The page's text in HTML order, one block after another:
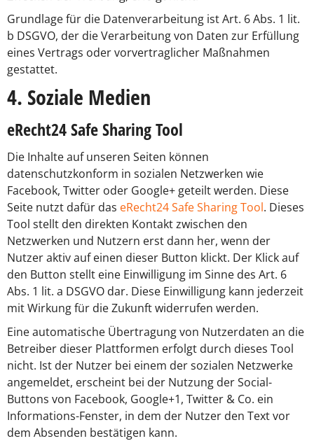
Grundlage für die Datenverarbeitung ist Art. 6 Abs. 1 lit.
b DSGVO, der die Verarbeitung von Daten zur Erfüllung
eines Vertrags oder vorvertraglicher Maßnahmen
gestattet.
4. Soziale Medien
eRecht24 Safe Sharing Tool
Die Inhalte auf unseren Seiten können
datenschutzkonform in sozialen Netzwerken wie
Facebook, Twitter oder Google+ geteilt werden. Diese
Seite nutzt dafür das eRecht24 Safe Sharing Tool. Dieses
Tool stellt den direkten Kontakt zwischen den
Netzwerken und Nutzern erst dann her, wenn der
Nutzer aktiv auf einen dieser Button klickt. Der Klick auf
den Button stellt eine Einwilligung im Sinne des Art. 6
Abs. 1 lit. a DSGVO dar. Diese Einwilligung kann jederzeit
mit Wirkung für die Zukunft widerrufen werden.
Eine automatische Übertragung von Nutzerdaten an die
Betreiber dieser Plattformen erfolgt durch dieses Tool
nicht. Ist der Nutzer bei einem der sozialen Netzwerke
angemeldet, erscheint bei der Nutzung der Social-
Buttons von Facebook, Google+1, Twitter & Co. ein
Informations-Fenster, in dem der Nutzer den Text vor
dem Absenden bestätigen kann.